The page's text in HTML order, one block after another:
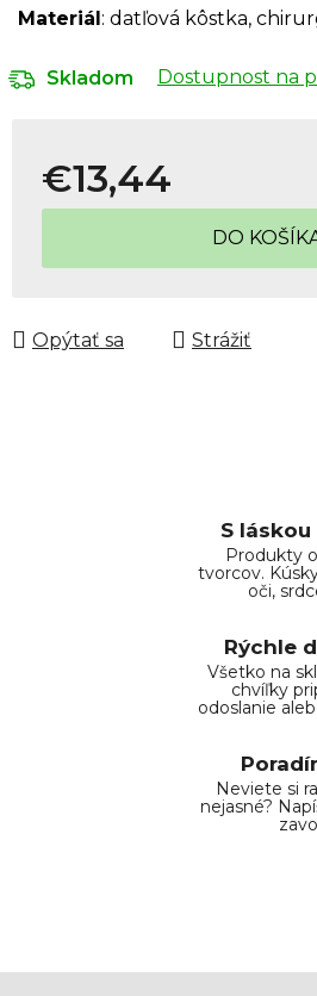
Materiál: datľová kôstka,
Skladom Dostupnost na
€13,44
Jednotková cena:
DO
Opýtať sa Strážiť
S láskou
Produkty
tvorcov.
oči,
Rýchle
Všetko na
chvíľky
odoslanie
Neviete si
nejasné?